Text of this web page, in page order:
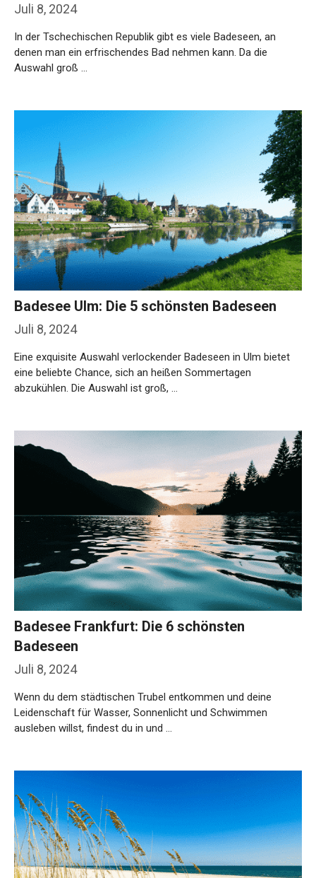
Juli 8, 2024
In der Tschechischen Republik gibt es viele Badeseen, an
denen man ein erfrischendes Bad nehmen kann. Da die
Auswahl groß …
Juli 8, 2024
Badesee Ulm: Die 5 schönsten Badeseen
Eine exquisite Auswahl verlockender Badeseen in Ulm bietet
eine beliebte Chance, sich an heißen Sommertagen
abzukühlen. Die Auswahl ist groß, …
Juli 8, 2024
Badesee Frankfurt: Die 6 schönsten
Badeseen
Wenn du dem städtischen Trubel entkommen und deine
Leidenschaft für Wasser, Sonnenlicht und Schwimmen
ausleben willst, findest du in und …